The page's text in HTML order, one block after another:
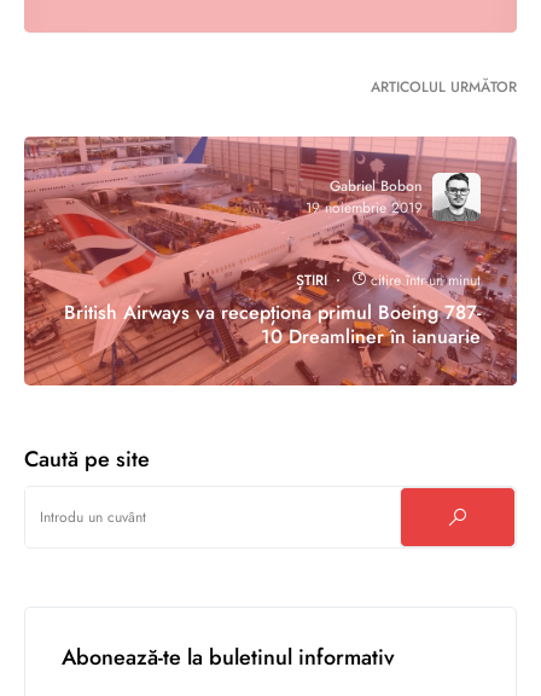
ARTICOLUL URMĂTOR
Gabriel Bobon
19 noiembrie 2019
ȘTIRI citire într-un minut
British Airways va recepționa primul Boeing 787-
10 Dreamliner în ianuarie
Caută pe site
Abonează-te la buletinul informativ